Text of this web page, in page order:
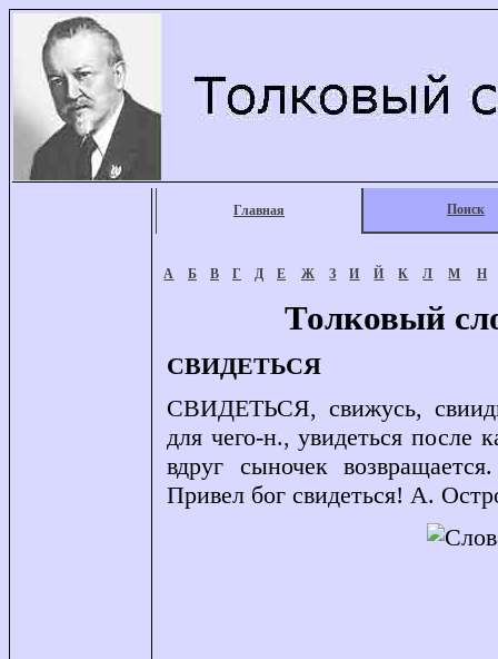
Главная Поиск
А Б В Г Д Е Ж З И Й К Л М Н
Толковый
СВИДЕТЬСЯ
СВИДЕТЬСЯ, свижусь,
для чего-н., увидеться после
вдруг сыночек
Привел бог свидеться! А.